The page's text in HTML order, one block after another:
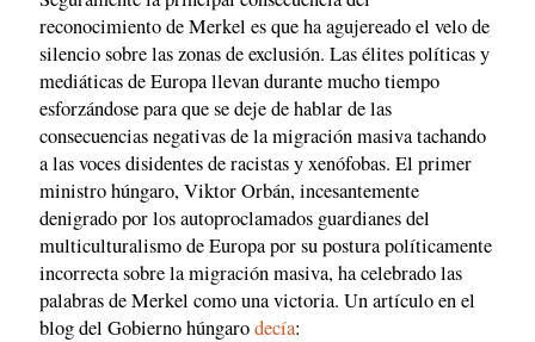
reconocimiento de Merkel es que ha agujereado el velo de
silencio sobre las zonas de exclusión. Las élites políticas y
mediáticas de Europa llevan durante mucho tiempo
esforzándose para que se deje de hablar de las
consecuencias negativas de la migración masiva tachando
a las voces disidentes de racistas y xenófobas. El primer
ministro húngaro, Viktor Orbán, incesantemente
denigrado por los autoproclamados guardianes del
multiculturalismo de Europa por su postura políticamente
incorrecta sobre la migración masiva, ha celebrado las
palabras de Merkel como una victoria. Un artículo en el
blog del Gobierno húngarodecía: